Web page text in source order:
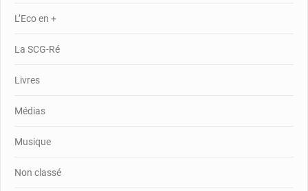
L’Eco en +
La SCG-Ré
Livres
Médias
Musique
Non classé